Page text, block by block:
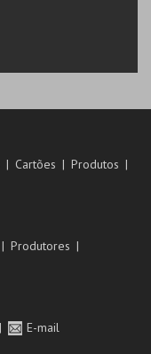
Cartões
Produtos
Produtores
E-mail